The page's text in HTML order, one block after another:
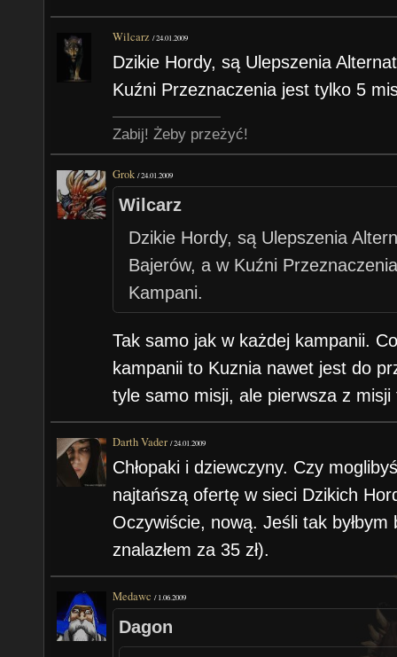
Wilcarz /24.01.2009
Dzikie Hordy, są Ulepszenia
Kuźni Przeznaczenia jest tylko 5
Zabij! Żeby przeżyć!
Grok /24.01.2009
Wilcarz
Dzikie Hordy, są Ulepszenia
Bajerów, a w Kuźni
Kampani.
Tak samo jak w każdej kampanii.
kampanii to Kuznia nawet jest do
tyle samo misji, ale pierwsza z
Darth Vader /24.01.2009
Chłopaki i dziewczyny. Czy
najtańszą ofertę w sieci Dzikich
Oczywiście, nową. Jeśli tak
znalazłem za 35 zł).
Medawc /1.06.2009
Dagon